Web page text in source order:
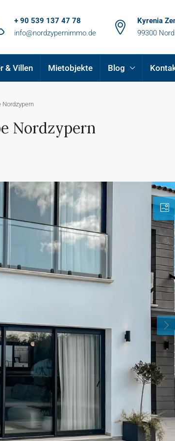
+ 90 539 137 47 78
info@nordzypernimmo.de
Kyrenia
99300
& Villen Mietobjekte Blog
Nordzypern
Nordzypern